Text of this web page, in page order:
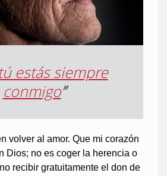
estás siempre
conmigo”
volver al amor. Que mi corazón
Dios; no es coger la herencia o
recibir gratuitamente el don de